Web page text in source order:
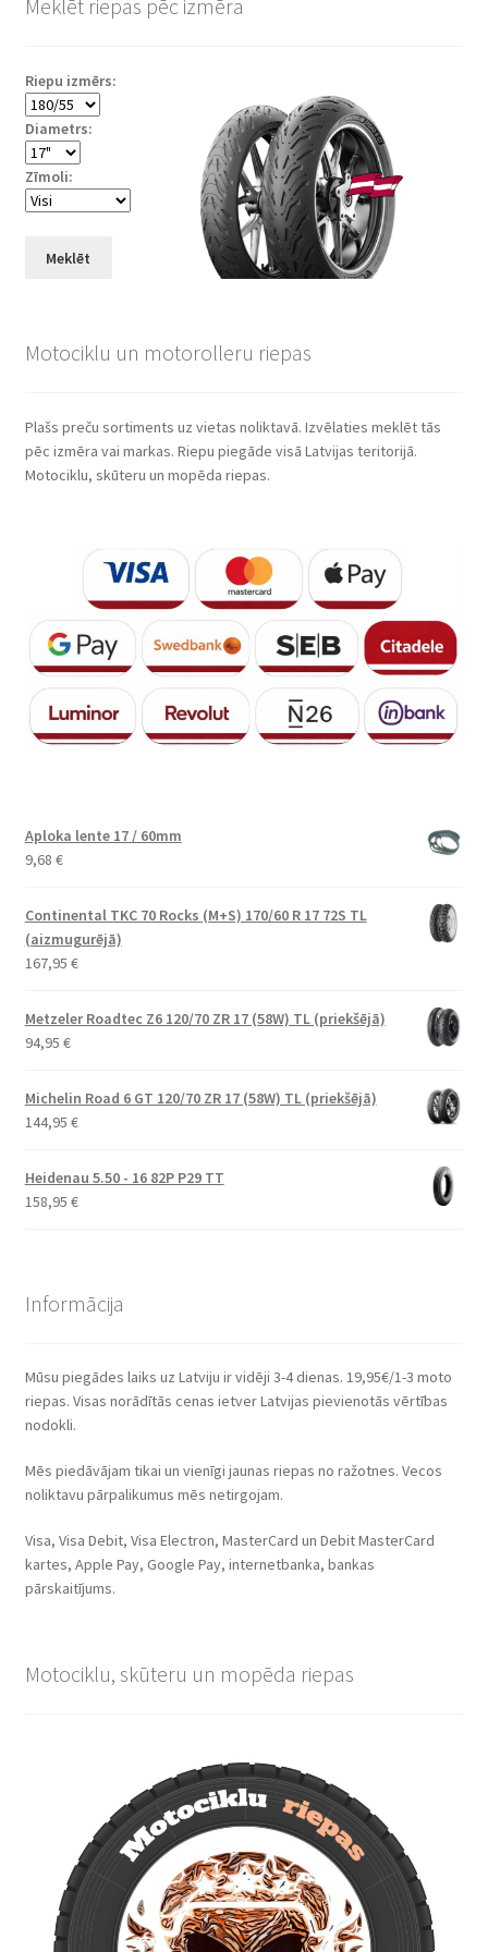
Meklēt riepas pēc izmēra
Riepu izmērs:
Diametrs:
Zīmoli:
Meklēt
Motociklu un motorolleru riepas
Plašs preču sortiments uz vietas noliktavā. Izvēlaties meklēt tās
pēc izmēra vai markas. Riepu piegāde visā Latvijas teritorijā.
Motociklu, skūteru un mopēda riepas.
Aploka lente 17 / 60mm
9,68 €
Continental TKC 70 Rocks (M+S) 170/60 R 17 72S TL
(aizmugurējā)
167,95 €
Metzeler Roadtec Z6 120/70 ZR 17 (58W) TL (priekšējā)
94,95 €
Michelin Road 6 GT 120/70 ZR 17 (58W) TL (priekšējā)
144,95 €
Heidenau 5.50 - 16 82P P29 TT
158,95 €
Informācija
Mūsu piegādes laiks uz Latviju ir vidēji 3-4 dienas. 19,95€/1-3 moto
riepas. Visas norādītās cenas ietver Latvijas pievienotās vērtības
nodokli.
Mēs piedāvājam tikai un vienīgi jaunas riepas no ražotnes. Vecos
noliktavu pārpalikumus mēs netirgojam.
Visa, Visa Debit, Visa Electron, MasterCard un Debit MasterCard
kartes, Apple Pay, Google Pay, internetbanka, bankas
pārskaitījums.
Motociklu, skūteru un mopēda riepas